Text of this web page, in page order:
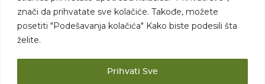
znači da prihvatate sve kolačiće. Takođe, možete
posetiti "Podešavanja kolačića" Kako biste podesili šta
želite.
Prihvati Sve
Kontakt